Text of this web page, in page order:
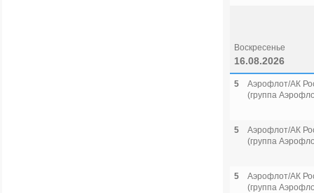
Воскресенье
16.08.2026
5
Аэрофлот/АК
(группа
5
Аэрофлот/АК
(группа
5
Аэрофлот/АК
(группа